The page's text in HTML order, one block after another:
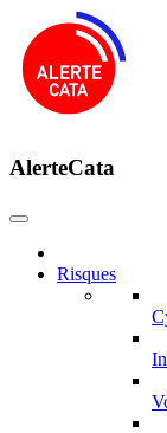
AlerteCata
Risques